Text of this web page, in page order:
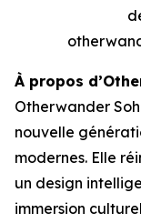
À propos
Otherwander
nouvelle
modernes. Elle
un design
immersion